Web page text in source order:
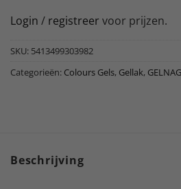
Login / registreer voor prijzen.
SKU: 5413499303982
Categorieën: Colours Gels, Gellak,
Beschrijving